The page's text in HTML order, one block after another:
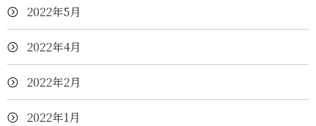
2022年5月
2022年4月
2022年2月
2022年1月